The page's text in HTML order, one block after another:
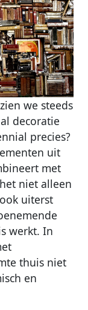
we steeds
decoratie
precies?
uit
met
niet alleen
uiterst
werkt. In
thuis niet
en